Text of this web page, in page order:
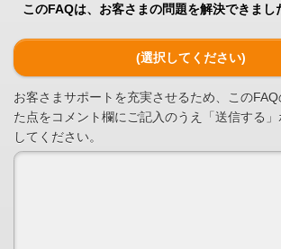
このFAQは、お客さまの問題を解決できまし
(選択してください)
お客さまサポートを充実させるため、この
た点をコメント欄にご記入のうえ「送信する
してください。